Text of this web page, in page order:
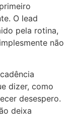
O lead
pela rotina,
não
dizer, como
desespero.
deixa